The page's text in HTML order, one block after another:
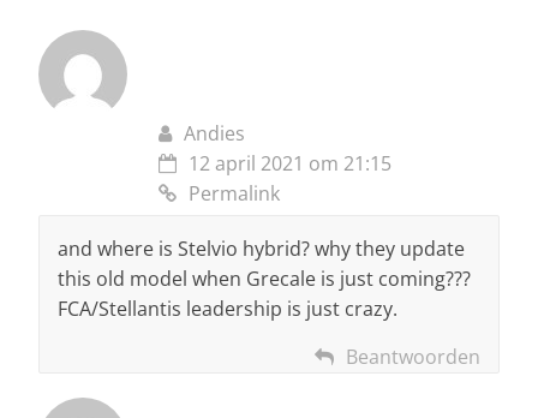
Andies
12 april 2021 om 21:15
Permalink
and where is Stelvio hybrid? why they update
this old model when Grecale is just coming???
FCA/Stellantis leadership is just crazy.
Beantwoorden